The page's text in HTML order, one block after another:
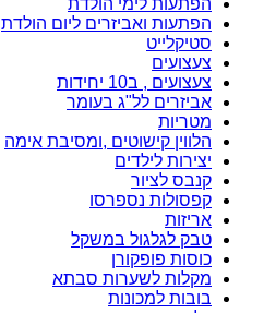
הפתעות לימי הולדת
הפתעות ואביזרים ליום הולדת
סטיקלייט
צעצועים
צעצועים , ב10 יחידות
אביזרים לל"ג בעומר
מטריות
הלווין קישוטים ,ומסיבת אימה
יצירות לילדים
קנבס לציור
קפסולות נספרסו
אריזות
טבק לגלגול במשקל
כוסות פופקורן
מקלות לשערות סבתא
בובות למכונות